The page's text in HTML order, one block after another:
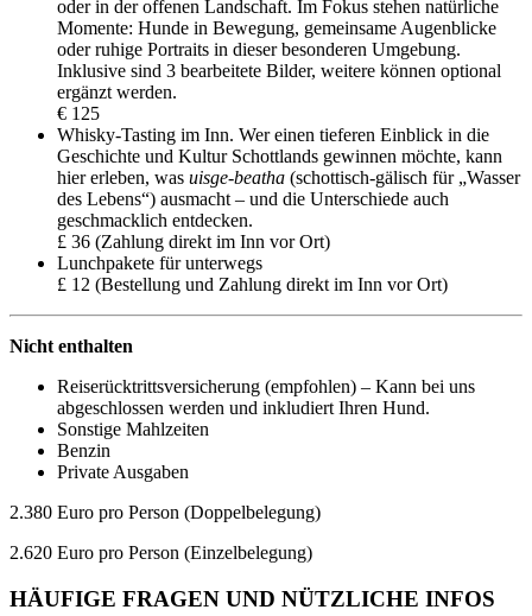
oder in der offenen Landschaft. Im Fokus stehen natürliche
Momente: Hunde in Bewegung, gemeinsame Augenblicke
oder ruhige Portraits in dieser besonderen Umgebung.
Inklusive sind 3 bearbeitete Bilder, weitere können optional
ergänzt werden.
€ 125
Whisky-Tasting im Inn. Wer einen tieferen Einblick in die
Geschichte und Kultur Schottlands gewinnen möchte, kann
hier erleben, was uisge-beatha (schottisch-gälisch für „Wasser
des Lebens“) ausmacht – und die Unterschiede auch
geschmacklich entdecken.
£ 36 (Zahlung direkt im Inn vor Ort)
Lunchpakete für unterwegs
£ 12 (Bestellung und Zahlung direkt im Inn vor Ort)
Nicht enthalten
Reiserücktrittsversicherung (empfohlen) – Kann bei uns
abgeschlossen werden und inkludiert Ihren Hund.
Sonstige Mahlzeiten
Benzin
Private Ausgaben
2.380 Euro pro Person (Doppelbelegung)
2.620 Euro pro Person (Einzelbelegung)
HÄUFIGE FRAGEN UND NÜTZLICHE INFOS